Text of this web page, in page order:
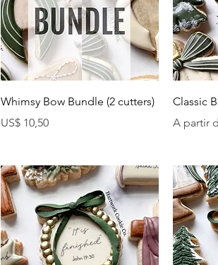
Visualização rápida
Whimsy Bow Bundle (2 cutters)
Preço
US$ 10,50
Classic
A partir
Preço